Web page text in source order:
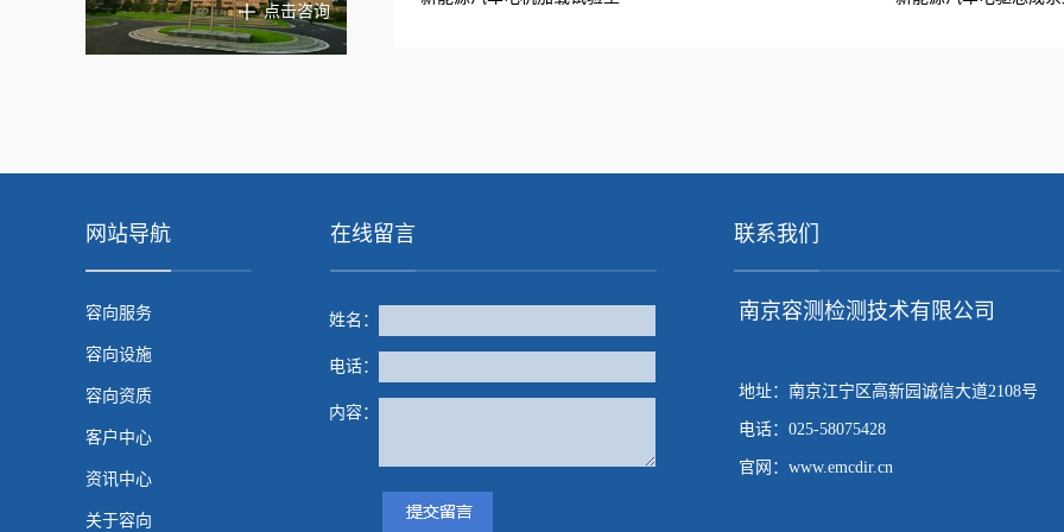
点击咨询
网站导航 在线留言 联系我们
容向服务
容向设施
容向资质
客户中心
资讯中心
关于容向
姓名：
电话：
内容：
南京容测检测技术有限公司
地址：南京江宁区高新园诚信大道2108号
电话：025-58075428
官网：www.emcdir.cn